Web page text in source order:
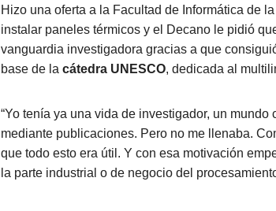
Hizo una oferta a la Facultad de Informática de
instalar paneles térmicos y el Decano le pidió
vanguardia investigadora gracias a que
base de la cátedra UNESCO, dedicada al
“Yo tenía ya una vida de investigador, un
mediante publicaciones. Pero no me llenaba.
que todo esto era útil. Y con esa motivación
la parte industrial o de negocio del